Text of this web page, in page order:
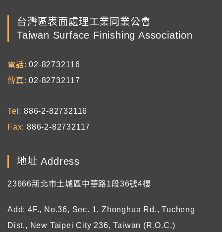
台灣區表面處理工業同業公會
Taiwan Surface Finishing Association
電話
02-82732116
傳真
02-82732117
Tel
886-2-82732116
Fax 886-2-82732117
地址 Address
23666新北市土城區中華路1段36號4樓
Add: 4F., No.36, Sec. 1, Zhonghua Rd., Tucheng
Dist., New Taipei City 236, Taiwan (R.O.C.)